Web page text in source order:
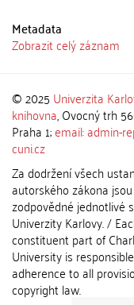
Metadata
Zobrazit celý záznam
© 2025 Univerzita
knihovna, Ovocný trh
Praha 1;email: admin-
cuni.cz
Za dodržení všech
autorského zákona jsou
zodpovědné jednotlivé
Univerzity Karlovy. /
constituent part of
University is
adherence to all
copyright law.